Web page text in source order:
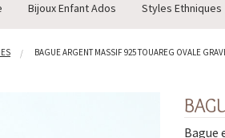
Bijoux Enfant Ados Styles Ethniques
BAGUE ARGENT MASSIF 925 TOUAREG OVALE
Bague